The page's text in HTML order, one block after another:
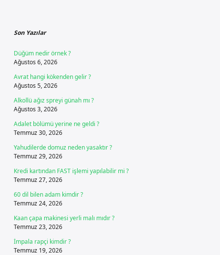
Son Yazılar
Düğüm nedir örnek ?
Ağustos 6, 2026
Avrat hangi kökenden gelir ?
Ağustos 5, 2026
Alkollü ağız spreyi günah mı ?
Ağustos 3, 2026
Adalet bölümü yerine ne geldi ?
Temmuz 30, 2026
Yahudilerde domuz neden yasaktır ?
Temmuz 29, 2026
Kredi kartından FAST işlemi yapılabilir mi ?
Temmuz 27, 2026
60 dil bilen adam kimdir ?
Temmuz 24, 2026
Kaan çapa makinesi yerli malı mıdır ?
Temmuz 23, 2026
İmpala rapçi kimdir ?
Temmuz 19, 2026